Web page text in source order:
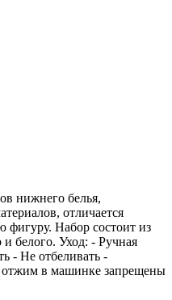
нижнего белья,
отличается
фигуру. Набор состоит из
и белого. Уход: - Ручная
- Не отбеливать -
в машинке запрещены